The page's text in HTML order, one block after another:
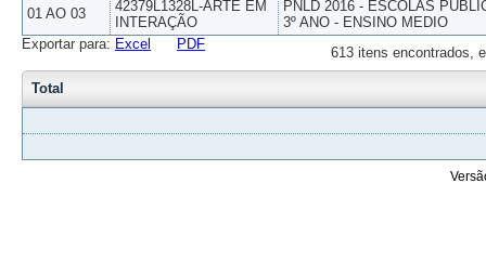
01 AO 03
42379L1328L-ARTE EM
INTERAÇÃO
PNLD 2016 - ESCOLAS
3º ANO - ENSINO MEDIO
613 itens encontrados,
Exportar para: Excel PDF
Total